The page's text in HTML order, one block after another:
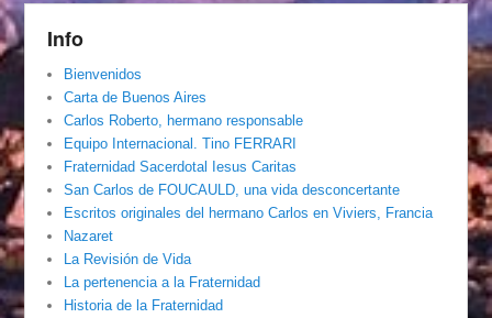
Info
Bienvenidos
Carta de Buenos Aires
Carlos Roberto, hermano responsable
Equipo Internacional. Tino FERRARI
Fraternidad Sacerdotal Iesus Caritas
San Carlos de FOUCAULD, una vida desconcertante
Escritos originales del hermano Carlos en Viviers, Francia
Nazaret
La Revisión de Vida
La pertenencia a la Fraternidad
Historia de la Fraternidad